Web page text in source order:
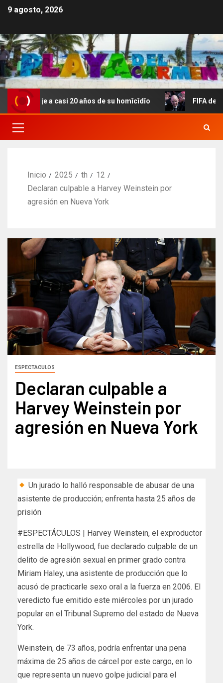
9 agosto, 2026
a casi 20 años de su homîcîdîo FIFA denuncia
Inicio 2025 th
12
Declaran culpable a Harvey Weinstein por
agresión en Nueva York
ESPECTACULOS
Declaran culpable a
Harvey Weinstein por
agresión en Nueva York
Un jurado lo halló responsable de abusar de una
asistente de producción; enfrenta hasta 25 años de
prisión
#ESPECTÁCULOS | Harvey Weinstein, el exproductor
estrella de Hollywood, fue declarado culpable de un
delito de agresión sexual en primer grado contra
Miriam Haley, una asistente de producción que lo
acusó de practicarle sexo oral a la fuerza en 2006. El
veredicto fue emitido este miércoles por un jurado
popular en el Tribunal Supremo del estado de Nueva
York.
Weinstein, de 73 años, podría enfrentar una pena
máxima de 25 años de cárcel por este cargo, en lo
que representa un nuevo golpe judicial para el